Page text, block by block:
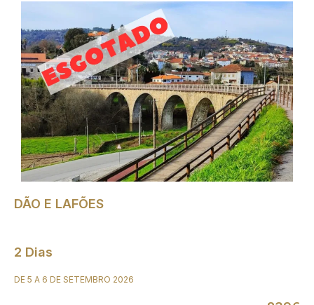
DÃO E LAFÕES
2 Dias
DE 5 A 6 DE SETEMBRO 2026